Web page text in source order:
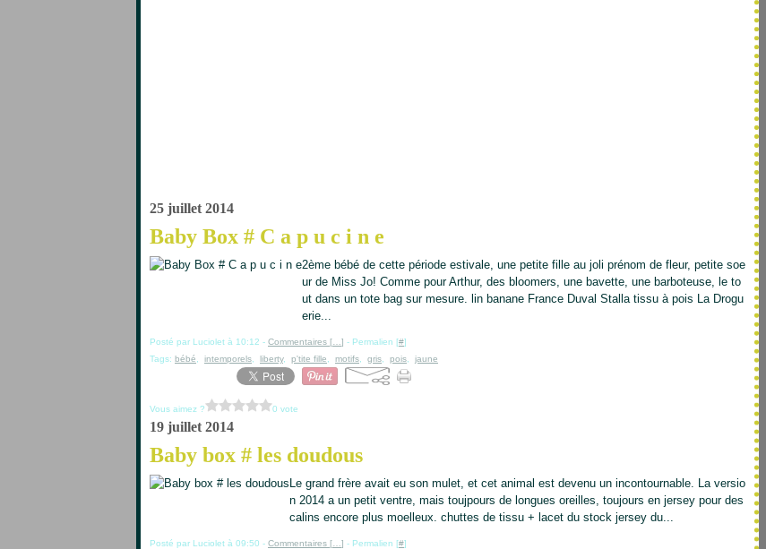
25 juillet 2014
Baby Box # C a p u c i n e
2ème bébé de cette période estivale, une petite fille au joli prénom de fleur, petite soe
ur de Miss Jo! Comme pour Arthur, des bloomers, une bavette, une barboteuse, le to
ut dans un tote bag sur mesure. lin banane France Duval Stalla tissu à pois La Drogu
erie...
Posté par Luciolet à 10:12 - Commentaires [ ] - Permalien [#]
Tags: bébé intemporels liberty, p'tite fille motifs gris pois jaune
Vous aimez ? 0 vote
19 juillet 2014
Baby box # les doudous
Le grand frère avait eu son mulet, et cet animal est devenu un incontournable. La versio
n 2014 a un petit ventre, mais toujpours de longues oreilles, toujours en jersey pour des
calins encore plus moelleux. chuttes de tissu + lacet du stock jersey du...
Posté par Luciolet à 09:50 - Commentaires [ ] - Permalien [#]